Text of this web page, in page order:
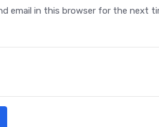
email in this browser for the next